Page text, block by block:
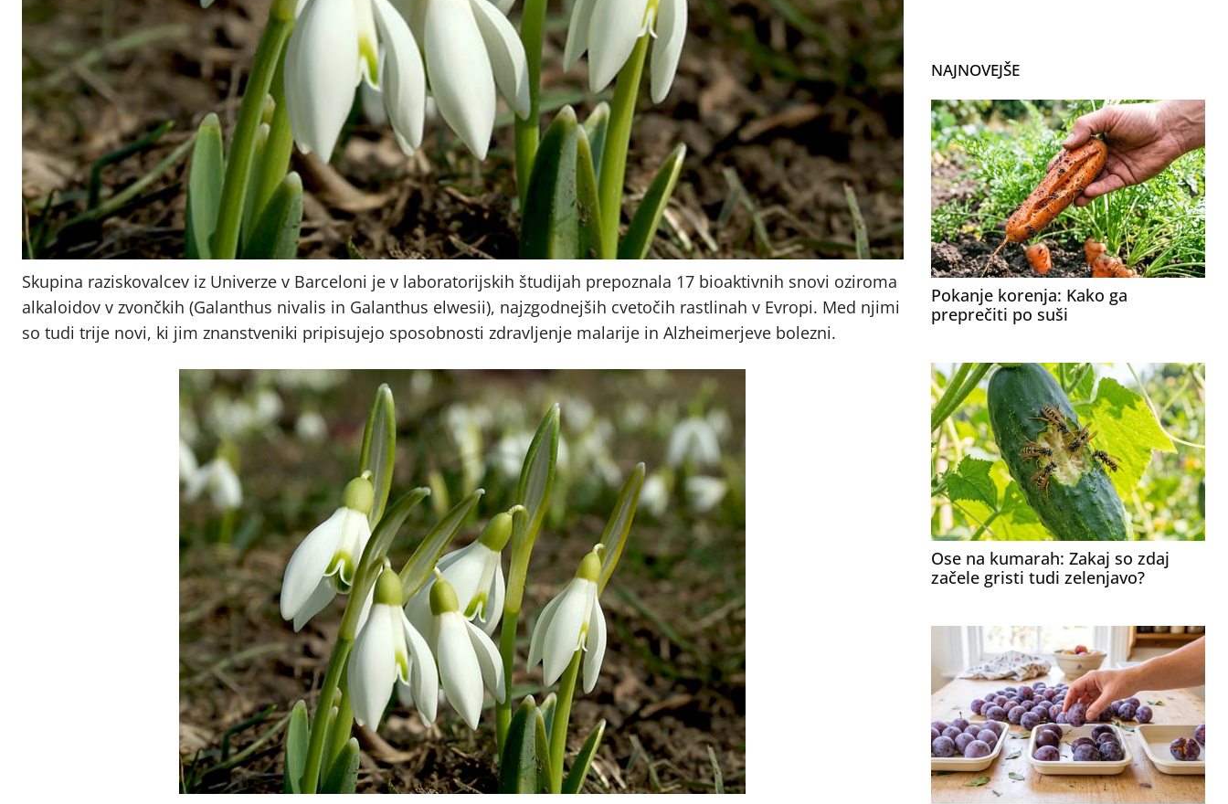
Skupina raziskovalcev iz Univerze v Barceloni je v laboratorijskih študijah prepoznala 17 bioaktivnih snovi oziroma
alkaloidov v zvončkih (Galanthus nivalis in Galanthus elwesii), najzgodnejših cvetočih rastlinah v Evropi. Med njimi
so tudi trije novi, ki jim znanstveniki pripisujejo sposobnosti zdravljenje malarije in Alzheimerjeve bolezni.
NAJNOVEJŠE
Pokanje korenja: Kako ga
preprečiti po suši
Ose na kumarah: Zakaj so zdaj
začele gristi tudi zelenjavo?